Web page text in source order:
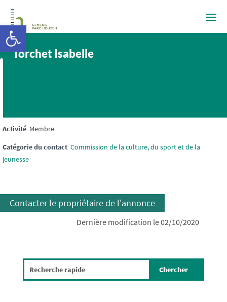
Torchet Isabelle
Activité Membre
Catégorie du contact Commission de la culture, du sport et de la
jeunesse
Contacter le propriétaire de l'annonce
Dernière modification le 02/10/2020
Ouvrir la barre d’outils